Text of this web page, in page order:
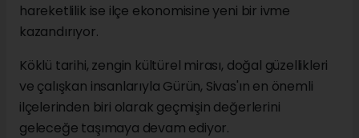
hareketlilik ise ilçe ekonomisine yeni bir ivme
kazandırıyor.
Köklü tarihi, zengin kültürel mirası, doğal güzellikleri
ve çalışkan insanlarıyla Gürün, Sivas'ın en önemli
ilçelerinden biri olarak geçmişin değerlerini
geleceğe taşımaya devam ediyor.